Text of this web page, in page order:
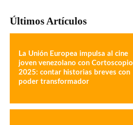
Últimos Artículos
La Unión Europea impulsa al cine
joven venezolano con Cortoscopio
2025: contar historias breves con
poder transformador